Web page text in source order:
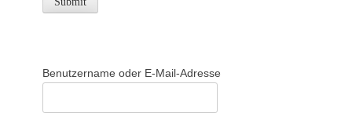
Benutzername oder E-Mail-Adresse